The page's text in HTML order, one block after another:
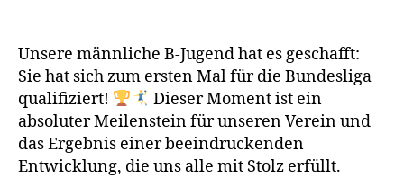
Unsere männliche B-Jugend hat es geschafft:
Sie hat sich zum ersten Mal für die Bundesliga
qualifiziert!
Dieser Moment ist ein
absoluter Meilenstein für unseren Verein und
das Ergebnis einer beeindruckenden
Entwicklung, die uns alle mit Stolz erfüllt.